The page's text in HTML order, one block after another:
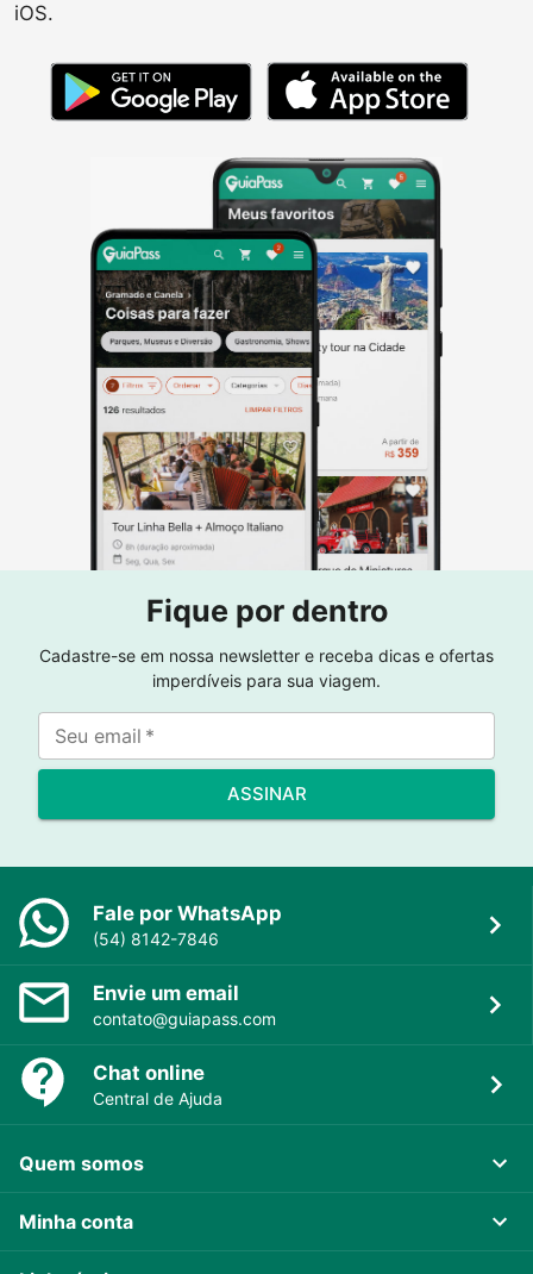
iOS.
Fique por dentro
Cadastre-se em nossa newsletter e receba dicas e ofertas
imperdíveis para sua viagem.
Seu email *
ASSINAR
Fale por WhatsApp
(54) 8142-7846
Envie um email
contato@guiapass.com
Chat online
Central de Ajuda
Quem somos
Minha conta